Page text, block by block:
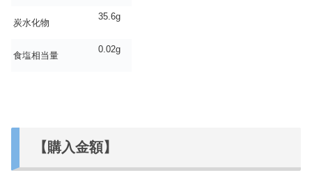
炭水化物
35.6g
食塩相当量
0.02g
【購入金額】